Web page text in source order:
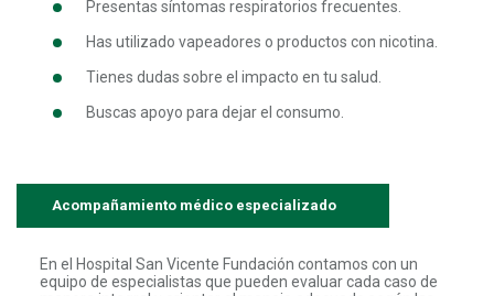
Presentas síntomas respiratorios frecuentes.
Has utilizado vapeadores o productos con nicotina.
Tienes dudas sobre el impacto en tu salud.
Buscas apoyo para dejar el consumo.
Acompañamiento médico especializado
En el Hospital San Vicente Fundación contamos con un
equipo de especialistas que pueden evaluar cada caso de